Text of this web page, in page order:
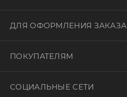
ДЛЯ ОФОРМЛЕНИЯ ЗАКАЗА
ПОКУПАТЕЛЯМ
СОЦИАЛЬНЫЕ СЕТИ